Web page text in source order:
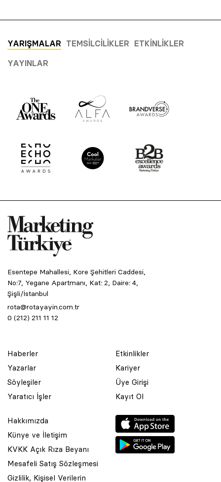
YARIŞMALAR TEMSILCILIKLER ETKINLIKLER
YAYINLAR
Esentepe Mahallesi, Kore Şehitleri Caddesi,
No:7, Yegane Apartmanı, Kat: 2, Daire: 4,
Şişli/İstanbul
rota@rotayayin.com.tr
0 (212) 211 11 12
Haberler
Yazarlar
Söyleşiler
Yaratıcı İşler
Etkinlikler
Kariyer
Üye Girişi
Kayıt Ol
Hakkımızda
Künye ve İletişim
KVKK Açık Rıza Beyanı
Mesafeli Satış Sözleşmesi
Gizlilik, Kişisel Verilerin